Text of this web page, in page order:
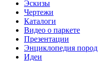
Эскизы
Чертежи
Каталоги
Видео о паркете
Презентации
Энциклопедия пород
Идеи